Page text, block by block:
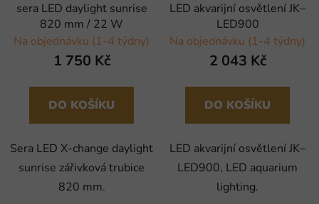
sera LED daylight sunrise
820 mm / 22 W
Na objednávku (1-4 týdny)
1 750 Kč
DO KOŠÍKU
Sera LED X-change daylight
sunrise zářivková trubice
820 mm.
LED akvarijní osvětlení JK–
LED900
Na objednávku (1-4 týdny)
2 043 Kč
DO KOŠÍKU
LED akvarijní osvětlení JK–
LED900, LED aquarium
lighting.